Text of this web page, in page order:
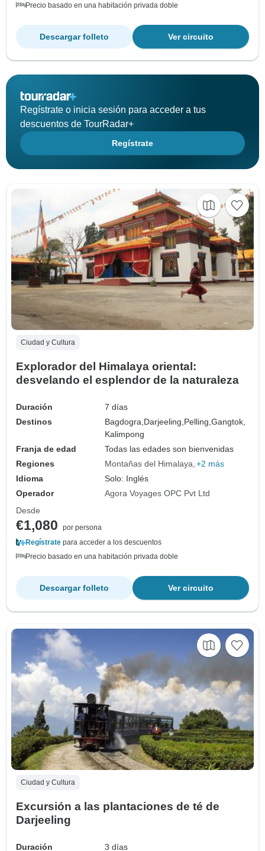
Precio basado en una habitación privada doble
Ver circuito
Descargar folleto
Regístrate o inicia sesión para acceder a tus
descuentos de TourRadar+
Regístrate
Ciudad y Cultura
Explorador del Himalaya oriental:
desvelando el esplendor de la naturaleza
Duración
7 días
Destinos
Bagdogra,Darjeeling,Pelling,Gangtok,
Kalimpong
Franja de edad
Todas las edades son bienvenidas
Regiones
Montañas del Himalaya +2 más
Idioma
Solo: Inglés
Operador
Agora Voyages OPC Pvt Ltd
Desde
€1,080
por persona
Regístrate para acceder a los descuentos
Precio basado en una habitación privada doble
Ver circuito
Descargar folleto
Ciudad y Cultura
Excursión a las plantaciones de té de
Darjeeling
Duración
3 días